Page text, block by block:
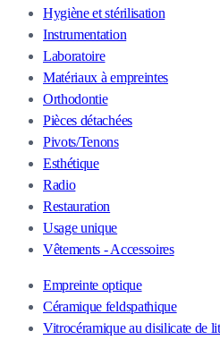
Hygiène et stérilisation
Instrumentation
Laboratoire
Matériaux à empreintes
Orthodontie
Pièces détachées
Pivots/Tenons
Esthétique
Radio
Restauration
Usage unique
Vêtements - Accessoires
Empreinte optique
Céramique feldspathique
Vitrocéramique au disilicate de